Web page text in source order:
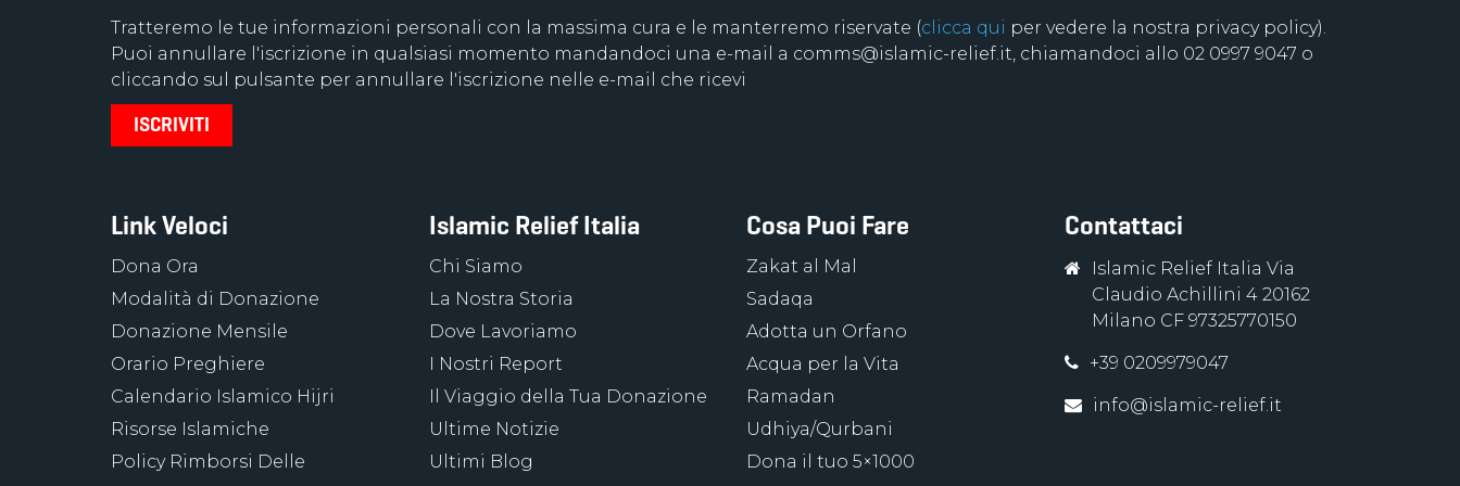
Tratteremo le tue informazioni personali con la massima cura e le manterremo riservate (clicca qui per vedere la nostra privacy policy).
Puoi annullare l'iscrizione in qualsiasi momento mandandoci una e-mail a comms@islamic-relief.it, chiamandoci allo 02 0997 9047 o
cliccando sul pulsante per annullare l'iscrizione nelle e-mail che ricevi
Link Veloci
Dona Ora
Modalità di Donazione
Donazione Mensile
Orario Preghiere
Calendario Islamico Hijri
Risorse Islamiche
Policy Rimborsi Delle
Islamic Relief Italia
Chi Siamo
La Nostra Storia
Dove Lavoriamo
I Nostri Report
Il Viaggio della Tua Donazione
Ultime Notizie
Ultimi Blog
Cosa Puoi Fare
Zakat al Mal
Sadaqa
Adotta un Orfano
Acqua per la Vita
Ramadan
Udhiya/Qurbani
Dona il tuo 5×1000
Contattaci
Islamic Relief Italia Via
Claudio Achillini 4 20162
Milano CF 97325770150
+39 0209979047
info@islamic-relief.it